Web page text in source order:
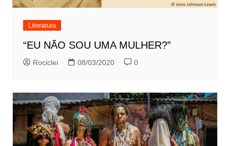
Literatura
“EU NÃO SOU UMA MULHER?”
Rociclei 08/03/2020 0